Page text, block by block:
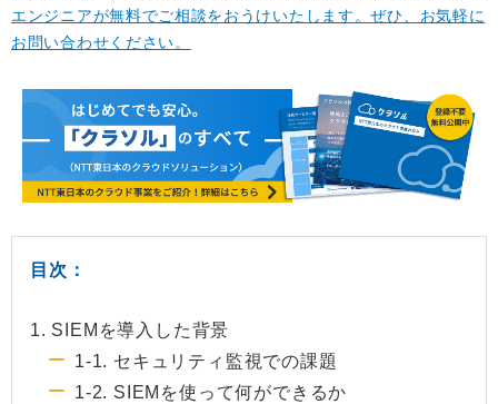
エンジニアが無料でご相談をおうけいたします。ぜひ、お気軽に
お問い合わせください。
目次：
1. SIEMを導入した背景
1-1. セキュリティ監視での課題
1-2. SIEMを使って何ができるか